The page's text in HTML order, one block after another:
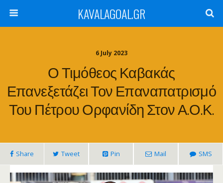
KAVALAGOAL.GR
6 July 2023
Ο Τιμόθεος Καβακάς
Επανεξετάζει Τον Επαναπατρισμό
Του Πέτρου Ορφανίδη Στον Α.Ο.Κ.
Share Tweet Pin Mail SMS